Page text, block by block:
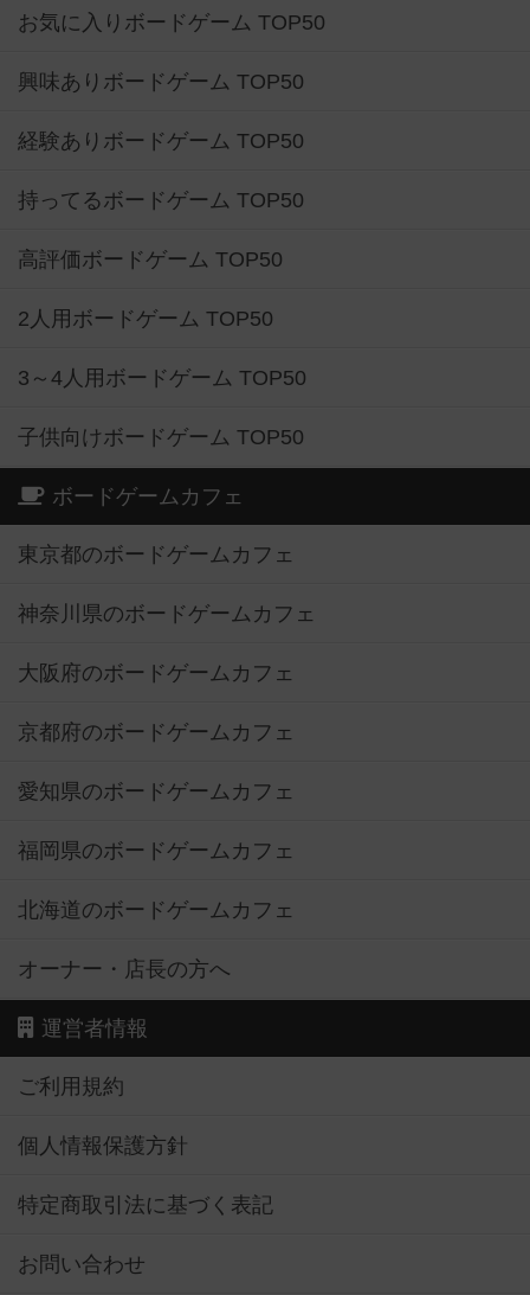
お気に入りボードゲーム TOP50
興味ありボードゲーム TOP50
経験ありボードゲーム TOP50
持ってるボードゲーム TOP50
高評価ボードゲーム TOP50
2人用ボードゲーム TOP50
3～4人用ボードゲーム TOP50
子供向けボードゲーム TOP50
ボードゲームカフェ
東京都のボードゲームカフェ
神奈川県のボードゲームカフェ
大阪府のボードゲームカフェ
京都府のボードゲームカフェ
愛知県のボードゲームカフェ
福岡県のボードゲームカフェ
北海道のボードゲームカフェ
オーナー・店長の方へ
運営者情報
ご利用規約
個人情報保護方針
特定商取引法に基づく表記
お問い合わせ